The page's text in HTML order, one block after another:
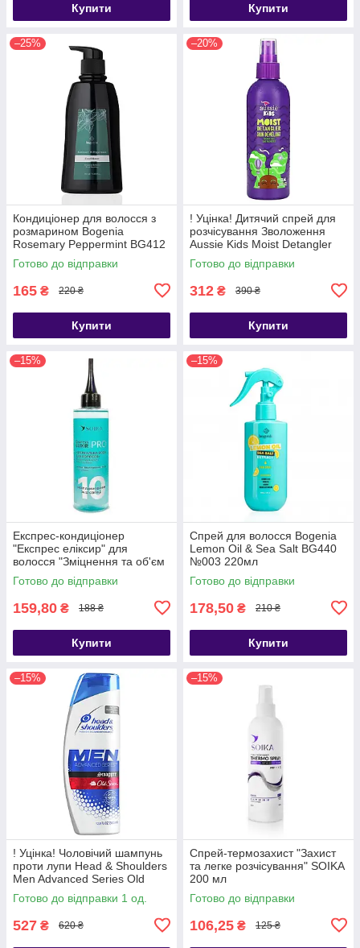
Купити Купити
–25%
Кондиціонер для волосся з
розмарином Bogenia
Rosemary Peppermint BG412
[002] 350 мл
Готово до відправки
165 ₴ 220 ₴
Купити
–20%
! Уцінка! Дитячий спрей для
розчісування Зволоження
Aussie Kids Moist Detangler
236 мл
Готово до відправки
312 ₴ 390 ₴
Купити
–15%
Експрес-кондиціонер
"Експрес еліксир" для
волосся "Зміцнення та об'єм
Soika 200 мл
Готово до відправки
159,80 ₴ 188 ₴
Купити
–15%
Спрей для волосся Bogenia
Lemon Oil & Sea Salt BG440
№003 220мл
Готово до відправки
178,50 ₴ 210 ₴
Купити
–15%
! Уцінка! Чоловічий шампунь
проти лупи Head & Shoulders
Men Advanced Series Old
Spice Swagger 370 мл (США)
Готово до відправки 1 од.
527 ₴ 620 ₴
–15%
Спрей-термозахист "Захист
та легке розчісування" SOIKA
200 мл
Готово до відправки
106,25 ₴ 125 ₴